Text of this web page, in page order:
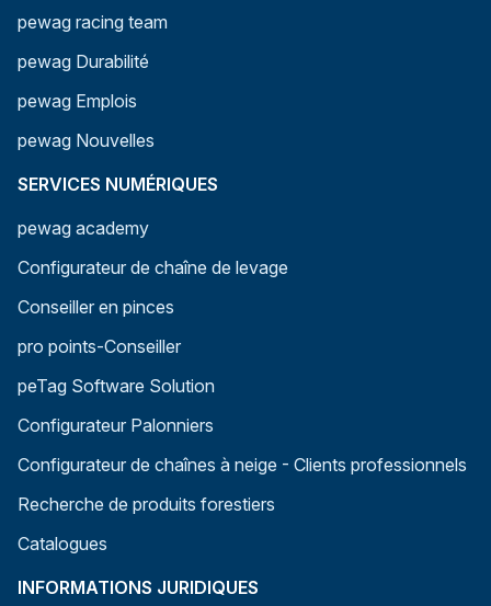
pewag racing team
pewag Durabilité
pewag Emplois
pewag Nouvelles
SERVICES NUMÉRIQUES
pewag academy
Configurateur de chaîne de levage
Conseiller en pinces
pro points-Conseiller
peTag Software Solution
Configurateur Palonniers
Configurateur de chaînes à neige - Clients professionnels
Recherche de produits forestiers
Catalogues
INFORMATIONS JURIDIQUES